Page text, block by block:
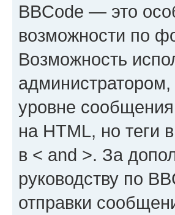
BBCode — это
возможности по
Возможность
уровне
на HTML, но теги
в < and >. За
руководству по
отправки